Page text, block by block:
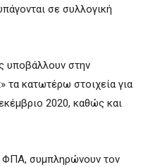
σε συλλογική
υποβάλλουν στην
κατωτέρω στοιχεία για
2020, καθώς και
ΦΠΑ, συμπληρώνουν τον